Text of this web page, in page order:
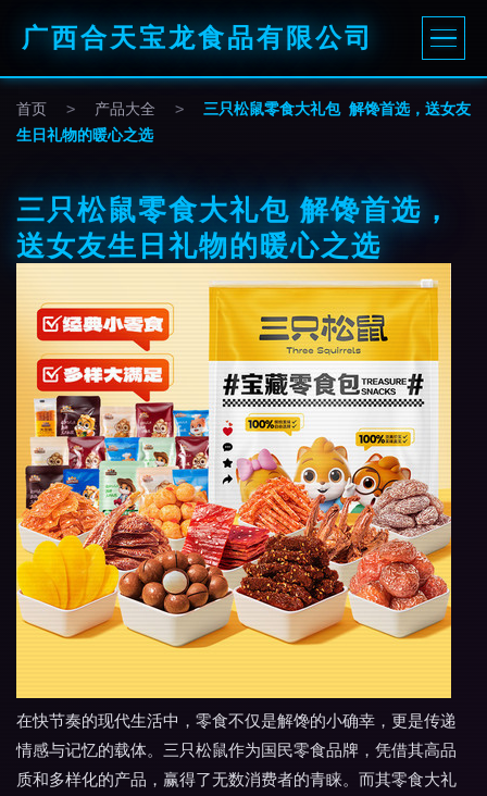
广西合天宝龙食品有限公司
首页 > 产品大全 >
三只松鼠零食大礼包 解馋首选，送女友
生日礼物的暖心之选
三只松鼠零食大礼包 解馋首选，
送女友生日礼物的暖心之选
在快节奏的现代生活中，零食不仅是解馋的小确幸，更是传递
情感与记忆的载体。三只松鼠作为国民零食品牌，凭借其高品
质和多样化的产品，赢得了无数消费者的青睐。而其零食大礼